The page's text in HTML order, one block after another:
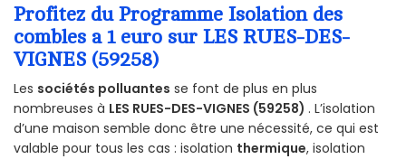
Profitez du Programme Isolation des
combles a 1 euro sur LES RUES-DES-
VIGNES (59258)
Les sociétés polluantes se font de plus en plus
nombreuses à LES RUES-DES-VIGNES (59258) . L’isolation
d’une maison semble donc être une nécessité, ce qui est
valable pour tous les cas : isolation thermique, isolation